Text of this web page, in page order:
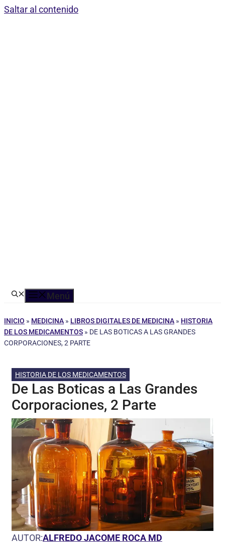
Saltar al contenido
Menú
INICIO » MEDICINA » LIBROS DIGITALES DE MEDICINA » HISTORIA
DE LOS MEDICAMENTOS » DE LAS BOTICAS A LAS GRANDES
CORPORACIONES, 2 PARTE
HISTORIA DE LOS MEDICAMENTOS
De Las Boticas a Las Grandes
Corporaciones, 2 Parte
AUTOR:ALFREDO JACOME ROCA MD